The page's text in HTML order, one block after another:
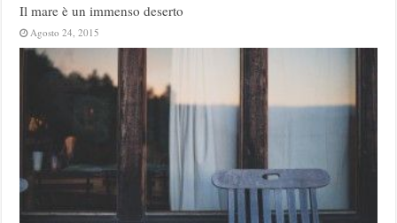
Il mare è un immenso deserto
Agosto 24, 2015